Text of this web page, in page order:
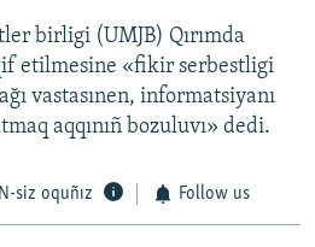
birligi (UMJB) Qırımda
etilmesine «fikir serbestligi
vastasınen, informatsiyanı
aqqınıñ bozuluvı» dedi.
siz oquñız Follow us